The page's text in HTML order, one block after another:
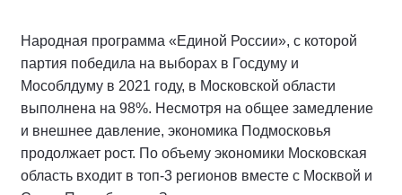
Народная программа «Единой России», с которой
партия победила на выборах в Госдуму и
Мособлдуму в 2021 году, в Московской области
выполнена на 98%. Несмотря на общее замедление
и внешнее давление, экономика Подмосковья
продолжает рост. По объему экономики Московская
область входит в топ-3 регионов вместе с Москвой и